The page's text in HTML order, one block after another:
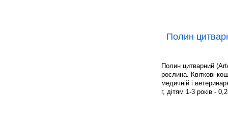
Полин
Полин цитварний
рослина. Квіткові
медичній і
г, дітям 1-3 років -